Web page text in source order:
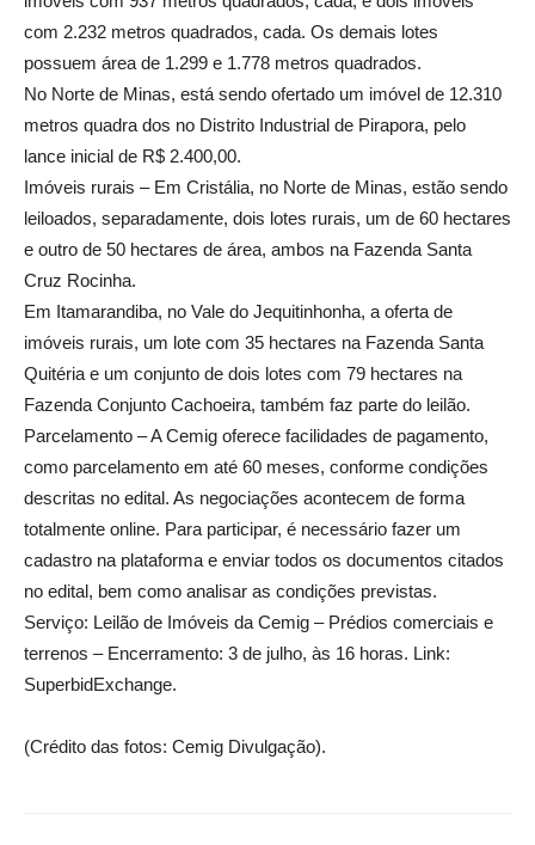
com 2.232 metros quadrados, cada. Os demais lotes
possuem área de 1.299 e 1.778 metros quadrados.
No Norte de Minas, está sendo ofertado um imóvel de 12.310
metros quadra dos no Distrito Industrial de Pirapora, pelo
lance inicial de R$ 2.400,00.
Imóveis rurais – Em Cristália, no Norte de Minas, estão sendo
leiloados, separadamente, dois lotes rurais, um de 60 hectares
e outro de 50 hectares de área, ambos na Fazenda Santa
Cruz Rocinha.
Em Itamarandiba, no Vale do Jequitinhonha, a oferta de
imóveis rurais, um lote com 35 hectares na Fazenda Santa
Quitéria e um conjunto de dois lotes com 79 hectares na
Fazenda Conjunto Cachoeira, também faz parte do leilão.
Parcelamento – A Cemig oferece facilidades de pagamento,
como parcelamento em até 60 meses, conforme condições
descritas no edital. As negociações acontecem de forma
totalmente online. Para participar, é necessário fazer um
cadastro na plataforma e enviar todos os documentos citados
no edital, bem como analisar as condições previstas.
Serviço: Leilão de Imóveis da Cemig – Prédios comerciais e
terrenos – Encerramento: 3 de julho, às 16 horas. Link:
SuperbidExchange.
(Crédito das fotos: Cemig Divulgação).